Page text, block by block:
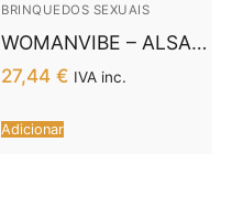
BRINQUEDOS SEXUAIS
WOMANVIBE – ALSAN
EGG CONTROLE
REMOTO PRETO
SILICONE PRETO
27,44 € IVA inc.
Adicionar